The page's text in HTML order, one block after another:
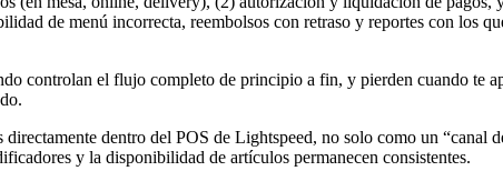
de menú incorrecta, reembolsos con retraso y reportes con los
controlan el flujo completo de principio a fin, y pierden cuando te
dentro del POS de Lightspeed, no solo como un “canal
y la disponibilidad de artículos permanecen consistentes.